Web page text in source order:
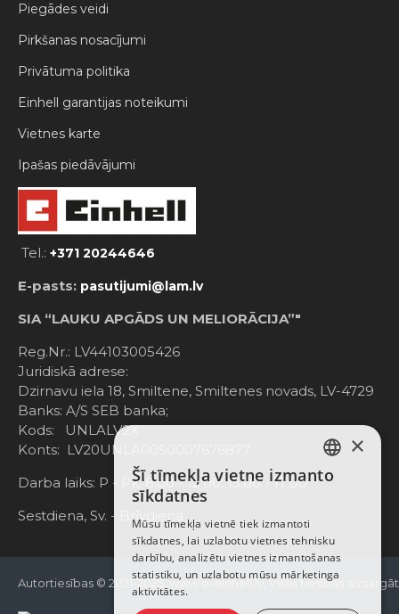
Piegādes veidi
Pirkšanas nosacījumi
Privātuma politika
Einhell garantijas noteikumi
Vietnes karte
Ipašas piedāvājumi
Tel.: +371 20244646
E-pasts: pasutijumi@lam.lv
SIA “LAUKU APGĀDS UN MELIORĀCIJA”"
Reg.Nr.: LV44103005426
Juridiskā adrese:
Dzirnavu iela 18, Smiltene, Smiltenes novads, LV-4729
Banks: A/S SEB banka;
Kods: UNLALV2X
Konts: LV20UNLA0050007676877
Darba laiks: P - Pk. 8:00 - 12:00; 13:00 - 17:00
Sestdiena, Sv. - Brīvdiena
Autortiesības © 2021-2025, www.e-einhell.lv, Visas tiesības
LATVIAN
ENGLISH
×
Šī tīmekļa vietne izmanto
sīkdatnes
Mūsu tīmekļa vietnē tiek izmantoti
sīkdatnes, lai uzlabotu vietnes tehnisku
darbību, analizētu vietnes izmantošanas
statistiku, un uzlabotu mūsu mārketinga
aktivitātes.